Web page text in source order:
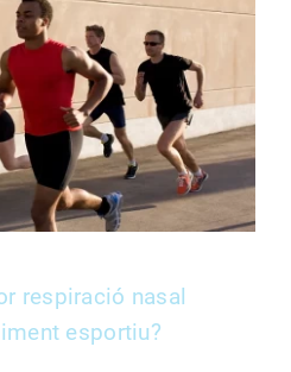
respiració nasal
esportiu?